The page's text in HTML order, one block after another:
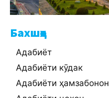
Бахшҳо
Адабиёт
Адабиёти кӯдак
Адабиёти ҳамзабонон